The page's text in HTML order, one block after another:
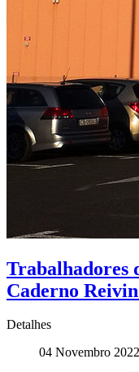
Trabalhadores
Caderno
Detalhes
04 Novembro 2022